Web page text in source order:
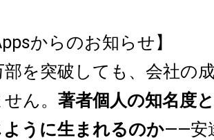
からのお知らせ】
部を突破しても、会社の
ん。 著者個人の知名度
うに生まれるのか——安